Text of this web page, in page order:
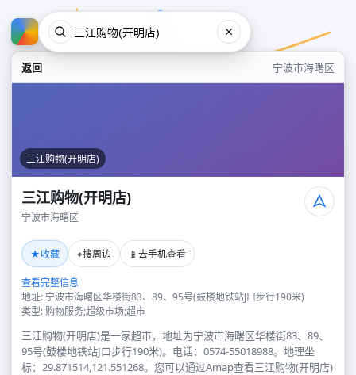
返回 宁波市海曙区
三江购物(开明店)
三江购物(开明店)
宁波市海曙区
★收藏 ⌖搜周边 📱 去手机查看
查看完整信息
地址: 宁波市海曙区华楼街83、89、95号(鼓楼地铁站J口步行190米)
类型: 购物服务;超级市场;超市
三江购物(开明店)是一家超市，地址为宁波市海曙区华楼街83、89、
95号(鼓楼地铁站J口步行190米)。电话：0574-55018988。地理坐
标：29.871514,121.551268。您可以通过Amap查看三江购物(开明店)